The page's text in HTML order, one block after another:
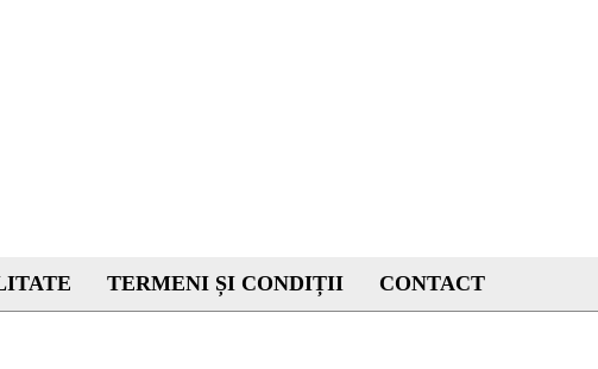
TERMENI ȘI CONDIȚII CONTACT